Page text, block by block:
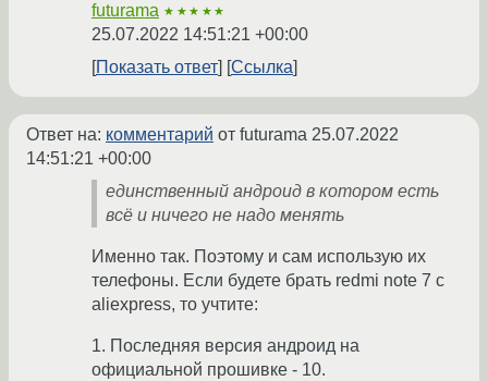
futurama ★★★★★
25.07.2022 14:51:21 +00:00
Показать ответ
Ссылка
Ответ на: комментарий от futurama 25.07.2022
14:51:21 +00:00
единственный андроид в котором есть
всё и ничего не надо менять
Именно так. Поэтому и сам использую их
телефоны. Если будете брать redmi note 7 с
aliexpress, то учтите:
1. Последняя версия андроид на
официальной прошивке - 10.